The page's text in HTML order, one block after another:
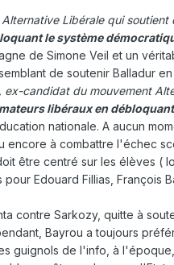
Libérale qui soutient
le système
de Simone Veil et un
de soutenir Balladur
ex-candidat du mouvement
libéraux en
nationale. A aucun
à combattre l'échec
être centré sur les élèves (
Edouard Fillias, François
contre Sarkozy, quitte à
Bayrou a toujours
guignols de l'info, à